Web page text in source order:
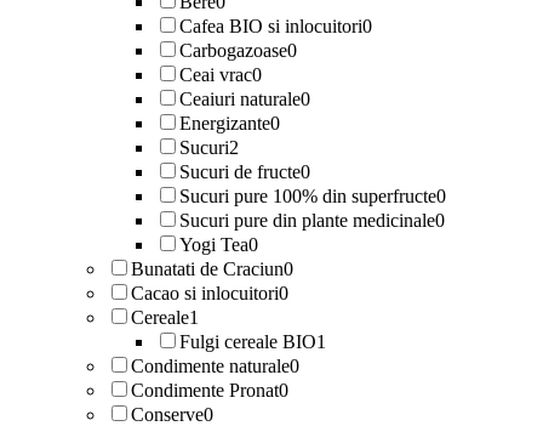
Cafea BIO si inlocuitori0
Carbogazoase0
Ceai vrac0
Ceaiuri naturale0
Energizante0
Sucuri2
Sucuri de fructe0
Sucuri pure 100% din superfructe0
Sucuri pure din plante medicinale0
Yogi Tea0
Bunatati de Craciun0
Cacao si inlocuitori0
Cereale1
Fulgi cereale BIO1
Condimente naturale0
Condimente Pronat0
Conserve0